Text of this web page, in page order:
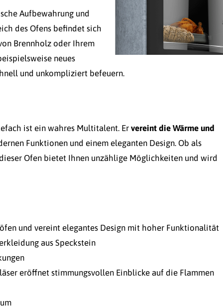
Aufbewahrung und
des Ofens befindet sich
Brennholz oder Ihrem
neues
und unkompliziert befeuern.
ist ein wahres Multitalent. Ervereint die Wärme und
Funktionen und einem eleganten Design. Ob als
Ofen bietet Ihnen unzählige Möglichkeiten und wird
und vereint elegantes Design mit hoher Funktionalität
aus Speckstein
eröffnet stimmungsvollen Einblicke auf die Flammen